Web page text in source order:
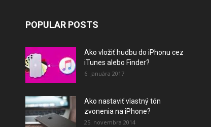
POPULAR POSTS
Ako vložiť hudbu do iPhonu cez
iTunes alebo Finder?
6. januára 2017
Ako nastaviť vlastný tón
zvonenia na iPhone?
25. novembra 2014